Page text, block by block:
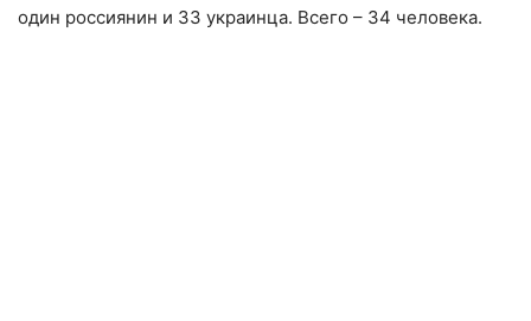
один россиянин и 33 украинца. Всего – 34 человека.